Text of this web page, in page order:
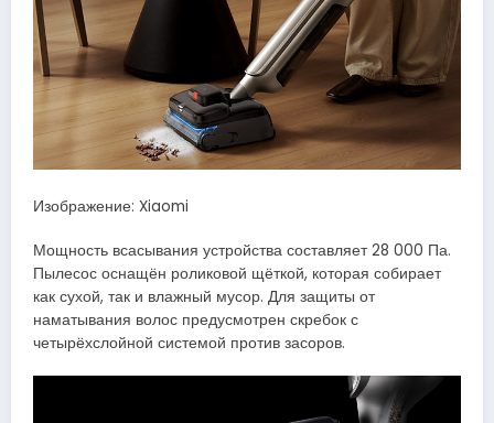
Изображение: Xiaomi
Мощность всасывания устройства составляет 28 000 Па.
Пылесос оснащён роликовой щёткой, которая собирает
как сухой, так и влажный мусор. Для защиты от
наматывания волос предусмотрен скребок с
четырёхслойной системой против засоров.